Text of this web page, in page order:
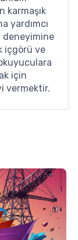
karmaşık
yardımcı
deneyimine
içgörü ve
için
vermektir.